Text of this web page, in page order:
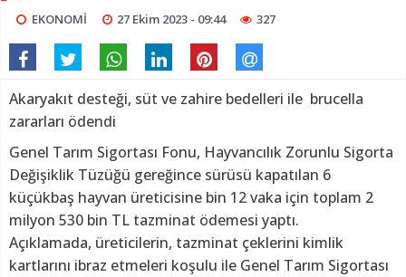
EKONOMİ 27 Ekim 2023 - 09:44 327
Akaryakıt desteği, süt ve zahire bedelleri ile brucella
zararları ödendi
Genel Tarım Sigortası Fonu, Hayvancılık Zorunlu Sigorta
Değişiklik Tüzüğü gereğince sürüsü kapatılan 6
küçükbaş hayvan üreticisine bin 12 vaka için toplam 2
milyon 530 bin TL tazminat ödemesi yaptı.
Açıklamada, üreticilerin, tazminat çeklerini kimlik
kartlarını ibraz etmeleri koşulu ile Genel Tarım Sigortası